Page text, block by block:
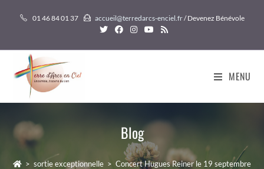
01 46 84 01 37 accueil@terredarcs-enciel.fr/ Devenez Bénévole
MENU
Blog
> sortie exceptionnelle > Concert Hugues Reiner le 19 septembre